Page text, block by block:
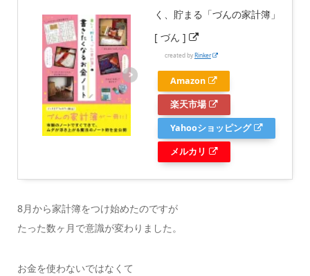
く、貯まる「づんの家計簿」
[ づん ]
created byRinker
Amazon
楽天市場
Yahooショッピング
メルカリ
8月から家計簿をつけ始めたのですが
たった数ヶ月で意識が変わりました。
お金を使わないではなくて